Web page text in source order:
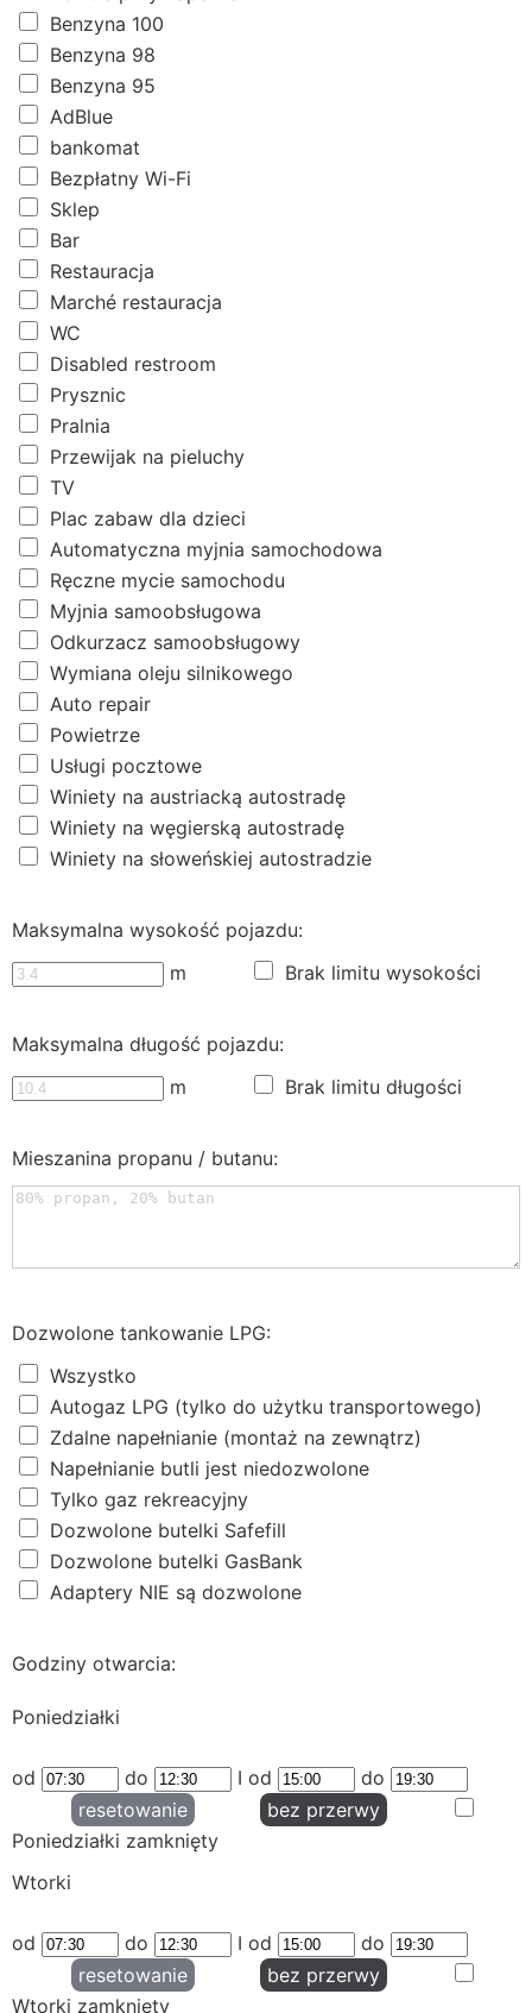
Benzyna 100
Benzyna 98
Benzyna 95
AdBlue
bankomat
Bezpłatny Wi-Fi
Sklep
Bar
Restauracja
Marché restauracja
WC
Disabled restroom
Prysznic
Pralnia
Przewijak na pieluchy
TV
Plac zabaw dla dzieci
Automatyczna myjnia samochodowa
Ręczne mycie samochodu
Myjnia samoobsługowa
Odkurzacz samoobsługowy
Wymiana oleju silnikowego
Auto repair
Powietrze
Usługi pocztowe
Winiety na austriacką autostradę
Winiety na węgierską autostradę
Winiety na słoweńskiej autostradzie
Maksymalna wysokość pojazdu:
m
Brak limitu wysokości
Maksymalna długość pojazdu:
m
Brak limitu długości
Mieszanina propanu / butanu:
Dozwolone tankowanie LPG:
Wszystko
Autogaz LPG (tylko do użytku transportowego)
Zdalne napełnianie (montaż na zewnątrz)
Napełnianie butli jest niedozwolone
Tylko gaz rekreacyjny
Dozwolone butelki Safefill
Dozwolone butelki GasBank
Adaptery NIE są dozwolone
Godziny otwarcia:
Poniedziałki
od do I od
do
resetowanie
bez przerwy
Poniedziałki zamknięty
Wtorki
od do I od
do
resetowanie
bez przerwy
Wtorki zamknięty